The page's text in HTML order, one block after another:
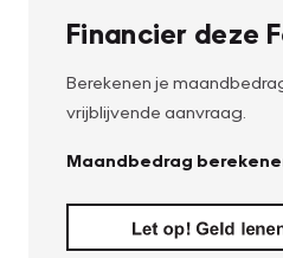
Financier deze
Berekenen je
vrijblijvende aanvraag.
Maandbedrag